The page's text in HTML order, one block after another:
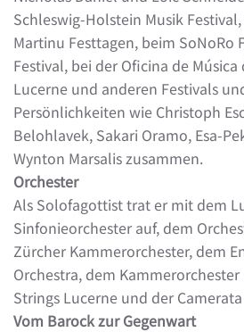
Schleswig-Holstein Musik
Martinu Festtagen, beim SoNoRo
Festival, bei der Oficina de
Lucerne und anderen Festivals
Persönlichkeiten wie Christoph
Belohlavek, Sakari Oramo, Esa-
Wynton Marsalis zusammen.
Orchester
Als Solofagottist trat er mit dem
Sinfonieorchester auf, dem
Zürcher Kammerorchester, dem
Orchestra, dem Kammerorchester
Strings Lucerne und der
Vom Barock zur Gegenwart